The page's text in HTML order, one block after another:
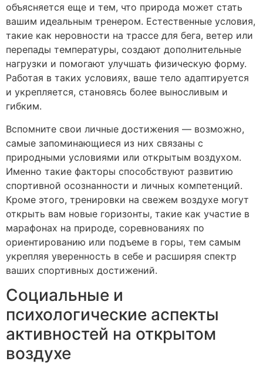
объясняется еще и тем, что природа может стать
вашим идеальным тренером. Естественные условия,
такие как неровности на трассе для бега, ветер или
перепады температуры, создают дополнительные
нагрузки и помогают улучшать физическую форму.
Работая в таких условиях, ваше тело адаптируется
и укрепляется, становясь более выносливым и
гибким.
Вспомните свои личные достижения — возможно,
самые запоминающиеся из них связаны с
природными условиями или открытым воздухом.
Именно такие факторы способствуют развитию
спортивной осознанности и личных компетенций.
Кроме этого, тренировки на свежем воздухе могут
открыть вам новые горизонты, такие как участие в
марафонах на природе, соревнованиях по
ориентированию или подъеме в горы, тем самым
укрепляя уверенность в себе и расширяя спектр
ваших спортивных достижений.
Социальные и
психологические аспекты
активностей на открытом
воздухе